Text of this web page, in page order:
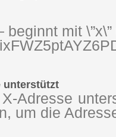
mit
unterstützt
Adresse
um die